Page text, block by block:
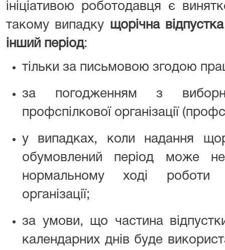
ініціативою роботодавця є
такому випадку щорічна
інший період:
тільки за письмовою згодою
за погодженням з
профспілкової організації
у випадках, коли надання
обумовлений період може
нормальному ході роботи
організації;
за умови, що частина
календарних днів буде